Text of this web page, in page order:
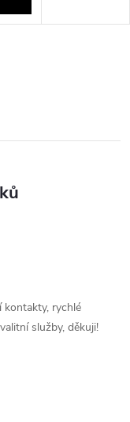
kontakty, rychlé
služby, děkuji!